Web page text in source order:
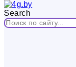
Search